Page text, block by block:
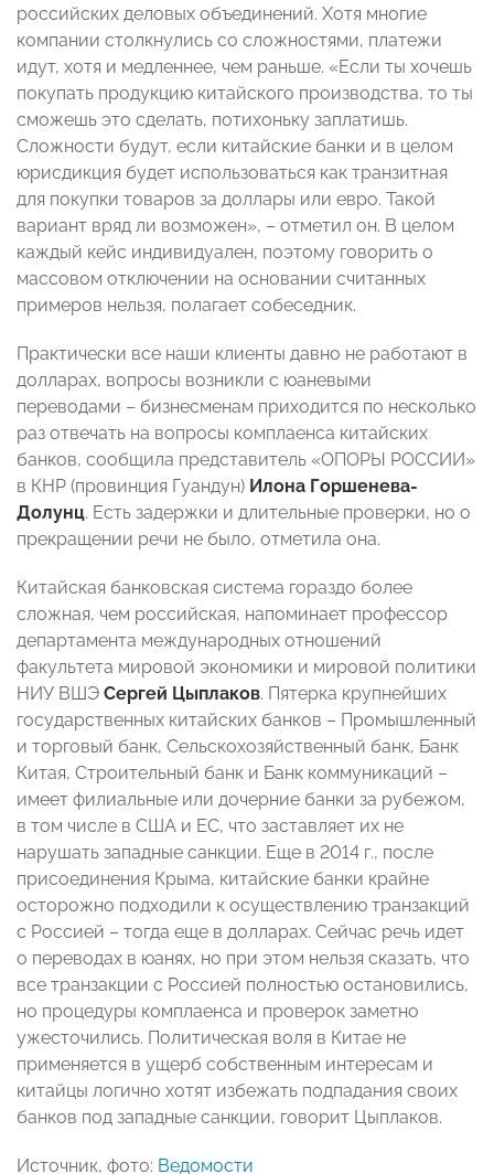
российских деловых объединений. Хотя многие
компании столкнулись со сложностями, платежи
идут, хотя и медленнее, чем раньше. «Если ты хочешь
покупать продукцию китайского производства, то ты
сможешь это сделать, потихоньку заплатишь.
Сложности будут, если китайские банки и в целом
юрисдикция будет использоваться как транзитная
для покупки товаров за доллары или евро. Такой
вариант вряд ли возможен», – отметил он. В целом
каждый кейс индивидуален, поэтому говорить о
массовом отключении на основании считанных
примеров нельзя, полагает собеседник.
Практически все наши клиенты давно не работают в
долларах, вопросы возникли с юаневыми
переводами – бизнесменам приходится по несколько
раз отвечать на вопросы комплаенса китайских
банков, сообщила представитель «ОПОРЫ РОССИИ»
в КНР (провинция Гуандун) Илона Горшенева-
Долунц. Есть задержки и длительные проверки, но о
прекращении речи не было, отметила она.
Китайская банковская система гораздо более
сложная, чем российская, напоминает профессор
департамента международных отношений
факультета мировой экономики и мировой политики
НИУ ВШЭ Сергей Цыплаков. Пятерка крупнейших
государственных китайских банков – Промышленный
и торговый банк, Сельскохозяйственный банк, Банк
Китая, Строительный банк и Банк коммуникаций –
имеет филиальные или дочерние банки за рубежом,
в том числе в США и ЕС, что заставляет их не
нарушать западные санкции. Еще в 2014 г., после
присоединения Крыма, китайские банки крайне
осторожно подходили к осуществлению транзакций
с Россией – тогда еще в долларах. Сейчас речь идет
о переводах в юанях, но при этом нельзя сказать, что
все транзакции с Россией полностью остановились,
но процедуры комплаенса и проверок заметно
ужесточились. Политическая воля в Китае не
применяется в ущерб собственным интересам и
китайцы логично хотят избежать подпадания своих
банков под западные санкции, говорит Цыплаков.
Источник, фото: Ведомости